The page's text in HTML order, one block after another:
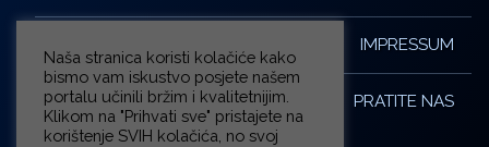
IMPRESSUM
PRATITE NAS
Naša stranica koristi kolačiće kako
bismo vam iskustvo posjete našem
portalu učinili bržim i kvalitetnijim.
Klikom na "Prihvati sve" pristajete na
korištenje SVIH kolačića, no svoj